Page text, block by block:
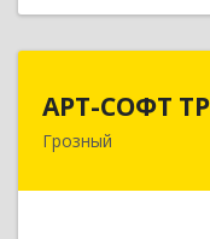
АРТ-СОФТ
Грозный
364013,